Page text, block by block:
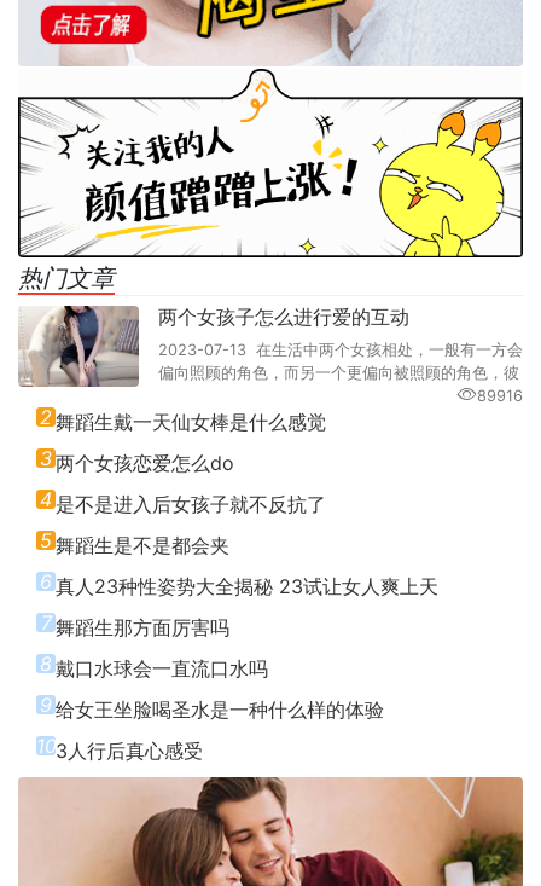
热门文章
两个女孩子怎么进行爱的互动
2023-07-13 在生活中两个女孩相处，一般有一方会
偏向照顾的角色，而另一个更偏向被照顾的角色，彼
89916
2 舞蹈生戴一天仙女棒是什么感觉
3两个女孩恋爱怎么do
4 是不是进入后女孩子就不反抗了
5舞蹈生是不是都会夹
6真人23种性姿势大全揭秘 23试让女人爽上天
7舞蹈生那方面厉害吗
8 戴口水球会一直流口水吗
9给女王坐脸喝圣水是一种什么样的体验
103人行后真心感受